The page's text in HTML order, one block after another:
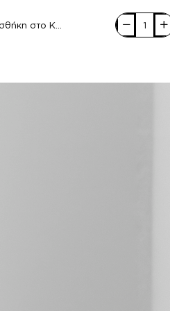
Προσθήκη στο Καλάθι
ROCK
SPRING
22009